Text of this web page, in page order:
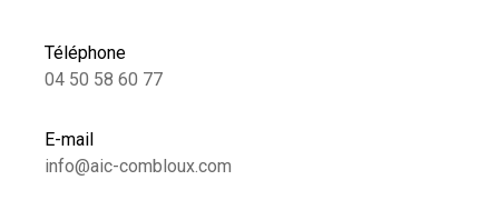
Téléphone
04 50 58 60 77
E-mail
info@aic-combloux.com